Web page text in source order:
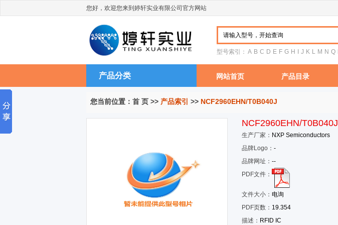
您好，欢迎您来到婷轩实业有限公司官方网站
型号索引： A B C D E F G H J K L M N Q
产品分类 网站首页 产品目录
您当前位置： 首 页 >> 产品索引 >> NCF2960EHN/T0B040J
NCF2960EHN/T0B040J
生产厂家： NXP Semiconductors
品牌Logo： -
品牌网址： --
PDF文件：
文件大小： 电询
PDF页数： 19.354
描述： RFID IC